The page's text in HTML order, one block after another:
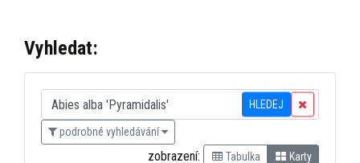
Vyhledat:
HLEDEJ
podrobné vyhledávání
zobrazení: Tabulka Karty